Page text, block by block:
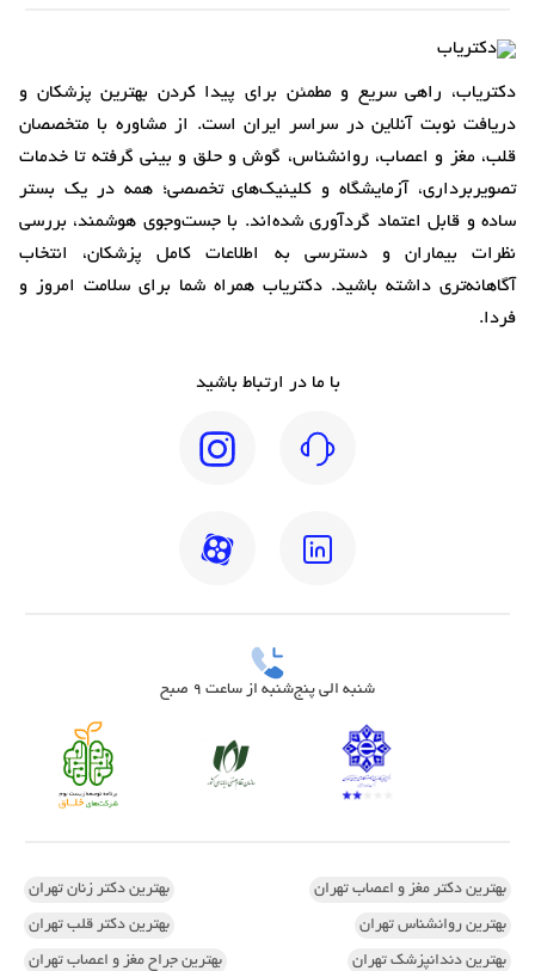
دکتریاب، راهی سریع و مطمئن برای پیدا کردن بهترین پزشکان و
دریافت نوبت آنلاین در سراسر ایران است. از مشاوره با متخصصان
قلب، مغز و اعصاب، روانشناس، گوش و حلق و بینی گرفته تا خدمات
تصویربرداری، آزمایشگاه و کلینیک‌های تخصصی؛ همه در یک بستر
ساده و قابل اعتماد گردآوری شده‌اند. با جست‌وجوی هوشمند، بررسی
نظرات بیماران و دسترسی به اطلاعات کامل پزشکان، انتخاب
آگاهانه‌تری داشته باشید. دکتریاب همراه شما برای سلامت امروز و
فردا.
با ما در ارتباط باشید
شنبه الی پنج‌شنبه از ساعت 9 صبح
بهترین دکتر مغز و اعصاب تهران بهترین دکتر زنان تهران
بهترین روانشناس تهران بهترین دکتر قلب تهران
بهترین دندانپزشک تهران بهترین جراح مغز و اعصاب تهران